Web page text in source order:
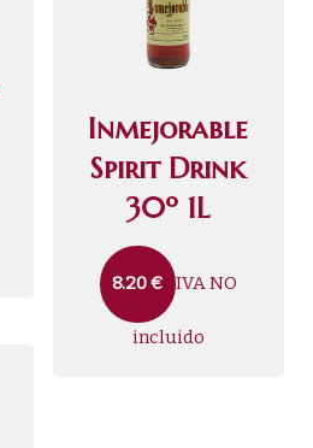
Inmejorable
Spirit Drink
30º 1L
8.20€ IVA NO
incluido